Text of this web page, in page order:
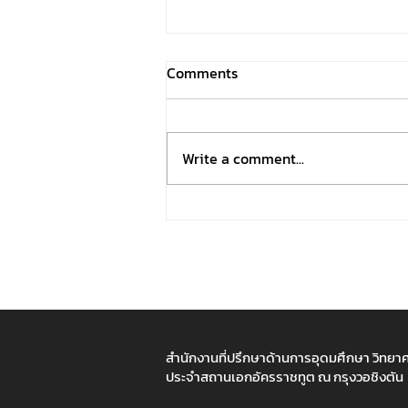
Comments
Write a comment...
สำนักงานที่ปรึกษาด้านการอุดมศึกษา วิทยา
ประจำสถานเอกอัครราชทูต ณ กรุงวอชิงตัน